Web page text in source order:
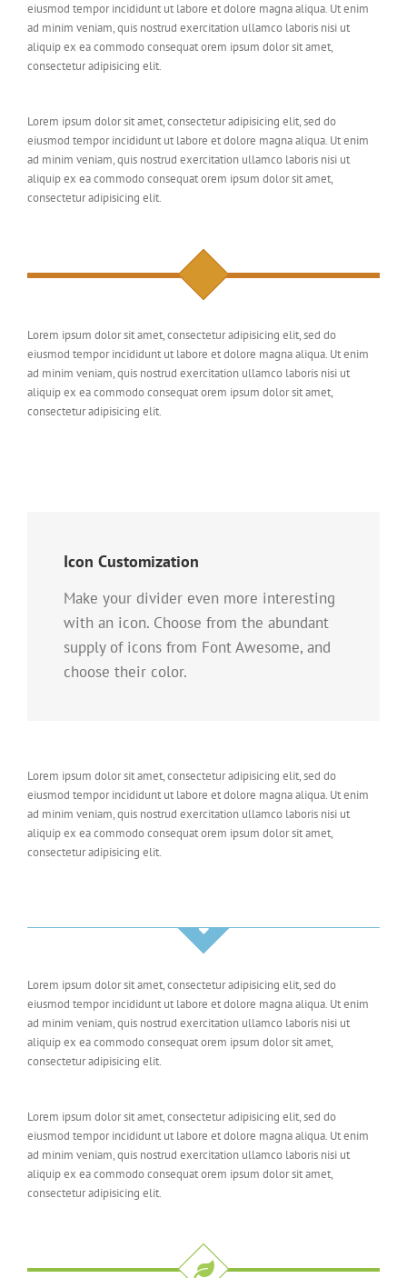
eiusmod tempor incididunt ut labore et dolore magna aliqua. Ut enim
ad minim veniam, quis nostrud exercitation ullamco laboris nisi ut
aliquip ex ea commodo consequat orem ipsum dolor sit amet,
consectetur adipisicing elit.
Lorem ipsum dolor sit amet, consectetur adipisicing elit, sed do
eiusmod tempor incididunt ut labore et dolore magna aliqua. Ut enim
ad minim veniam, quis nostrud exercitation ullamco laboris nisi ut
aliquip ex ea commodo consequat orem ipsum dolor sit amet,
consectetur adipisicing elit.
Lorem ipsum dolor sit amet, consectetur adipisicing elit, sed do
eiusmod tempor incididunt ut labore et dolore magna aliqua. Ut enim
ad minim veniam, quis nostrud exercitation ullamco laboris nisi ut
aliquip ex ea commodo consequat orem ipsum dolor sit amet,
consectetur adipisicing elit.
Icon Customization
Make your divider even more interesting
with an icon. Choose from the abundant
supply of icons from Font Awesome, and
choose their color.
Lorem ipsum dolor sit amet, consectetur adipisicing elit, sed do
eiusmod tempor incididunt ut labore et dolore magna aliqua. Ut enim
ad minim veniam, quis nostrud exercitation ullamco laboris nisi ut
aliquip ex ea commodo consequat orem ipsum dolor sit amet,
consectetur adipisicing elit.
Lorem ipsum dolor sit amet, consectetur adipisicing elit, sed do
eiusmod tempor incididunt ut labore et dolore magna aliqua. Ut enim
ad minim veniam, quis nostrud exercitation ullamco laboris nisi ut
aliquip ex ea commodo consequat orem ipsum dolor sit amet,
consectetur adipisicing elit.
Lorem ipsum dolor sit amet, consectetur adipisicing elit, sed do
eiusmod tempor incididunt ut labore et dolore magna aliqua. Ut enim
ad minim veniam, quis nostrud exercitation ullamco laboris nisi ut
aliquip ex ea commodo consequat orem ipsum dolor sit amet,
consectetur adipisicing elit.